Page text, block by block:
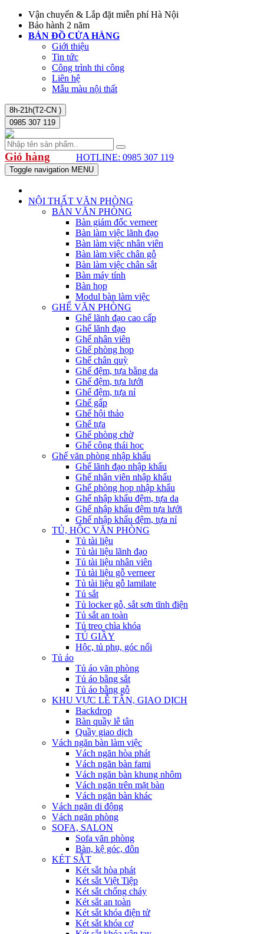
Vận chuyển & Lắp đặt miễn phí Hà Nội
Bảo hành 2 năm
BẢN ĐỒ CỬA HÀNG
Giới thiệu
Tin tức
Công trình thi công
Liên hệ
Mẫu màu nội thất
8h-21h(T2-CN )
0985 307 119
Giỏ hàng HOTLINE: 0985 307 119
Toggle navigation MENU
NỘI THẤT VĂN PHÒNG
BÀN VĂN PHÒNG
Bàn giám đốc verneer
Bàn làm việc lãnh đạo
Bàn làm việc nhân viên
Bàn làm việc chân gỗ
Bàn làm việc chân sắt
Bàn máy tính
Bàn họp
Modul bàn làm việc
GHẾ VĂN PHÒNG
Ghế lãnh đạo cao cấp
Ghế lãnh đạo
Ghế nhân viên
Ghế phòng họp
Ghế chân quỳ
Ghế đệm, tựa bằng da
Ghế đệm, tựa lưới
Ghế đệm, tựa nỉ
Ghế gấp
Ghế hội thảo
Ghế tựa
Ghế phòng chờ
Ghế công thái học
Ghế văn phòng nhập khẩu
Ghế lãnh đạo nhập khẩu
Ghế nhân viên nhập khẩu
Ghế phòng họp nhập khẩu
Ghế nhập khẩu đệm, tựa da
Ghế nhập khẩu đệm tựa lưới
Ghế nhập khẩu đệm, tựa nỉ
TỦ, HỘC VĂN PHÒNG
Tủ tài liệu
Tủ tài liệu lãnh đạo
Tủ tài liệu nhân viên
Tủ tài liệu gỗ verneer
Tủ tài liệu gỗ lamilate
Tủ sắt
Tủ locker gỗ, sắt sơn tĩnh điện
Tủ sắt an toàn
Tủ treo chìa khóa
TỦ GIẦY
Hộc, tủ phụ, góc nối
Tủ áo
Tủ áo văn phòng
Tủ áo bằng sắt
Tủ áo bằng gỗ
KHU VỰC LỄ TÂN, GIAO DỊCH
Backdrop
Bàn quầy lễ tân
Quầy giao dịch
Vách ngăn bàn làm việc
Vách ngăn hòa phát
Vách ngăn bàn fami
Vách ngăn bàn khung nhôm
Vách ngăn trên mặt bàn
Vách ngăn bàn khác
Vách ngăn di động
Vách ngăn phòng
SOFA, SALON
Sofa văn phòng
Bàn, kệ góc, đôn
KÉT SẮT
Két sắt hòa phát
Két sắt Việt Tiệp
Két sắt chống cháy
Két sắt an toàn
Két sắt khóa điện tử
Két sắt khóa cơ